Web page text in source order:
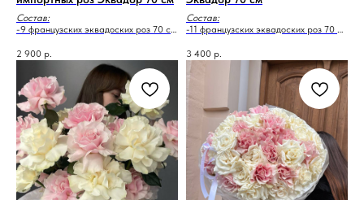
Состав:
-9 французских эквадоских роз 70 см
-аквабокс
-транспортировочная коробка
2 900 р.
Состав:
-11 французских эквадоских роз 70 см
-аквабокс
-транспортировочная коробка
3 400 р.